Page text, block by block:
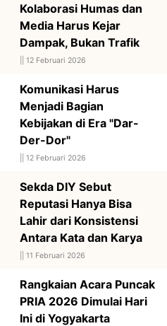
Kolaborasi Humas dan
Media Harus Kejar
Dampak, Bukan Trafik
12 Februari 2026
Komunikasi Harus
Menjadi Bagian
Kebijakan di Era "Dar-
Der-Dor"
12 Februari 2026
Sekda DIY Sebut
Reputasi Hanya Bisa
Lahir dari Konsistensi
Antara Kata dan Karya
11 Februari 2026
Rangkaian Acara Puncak
PRIA 2026 Dimulai Hari
Ini di Yogyakarta